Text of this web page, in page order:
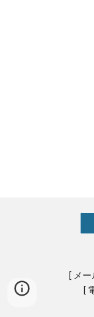
[ メ
[